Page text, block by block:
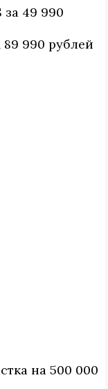
за 49 990
990 рублей
на 500 000